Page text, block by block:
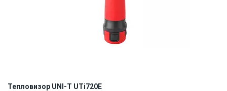
Тепловизор UNI-T UTi720E